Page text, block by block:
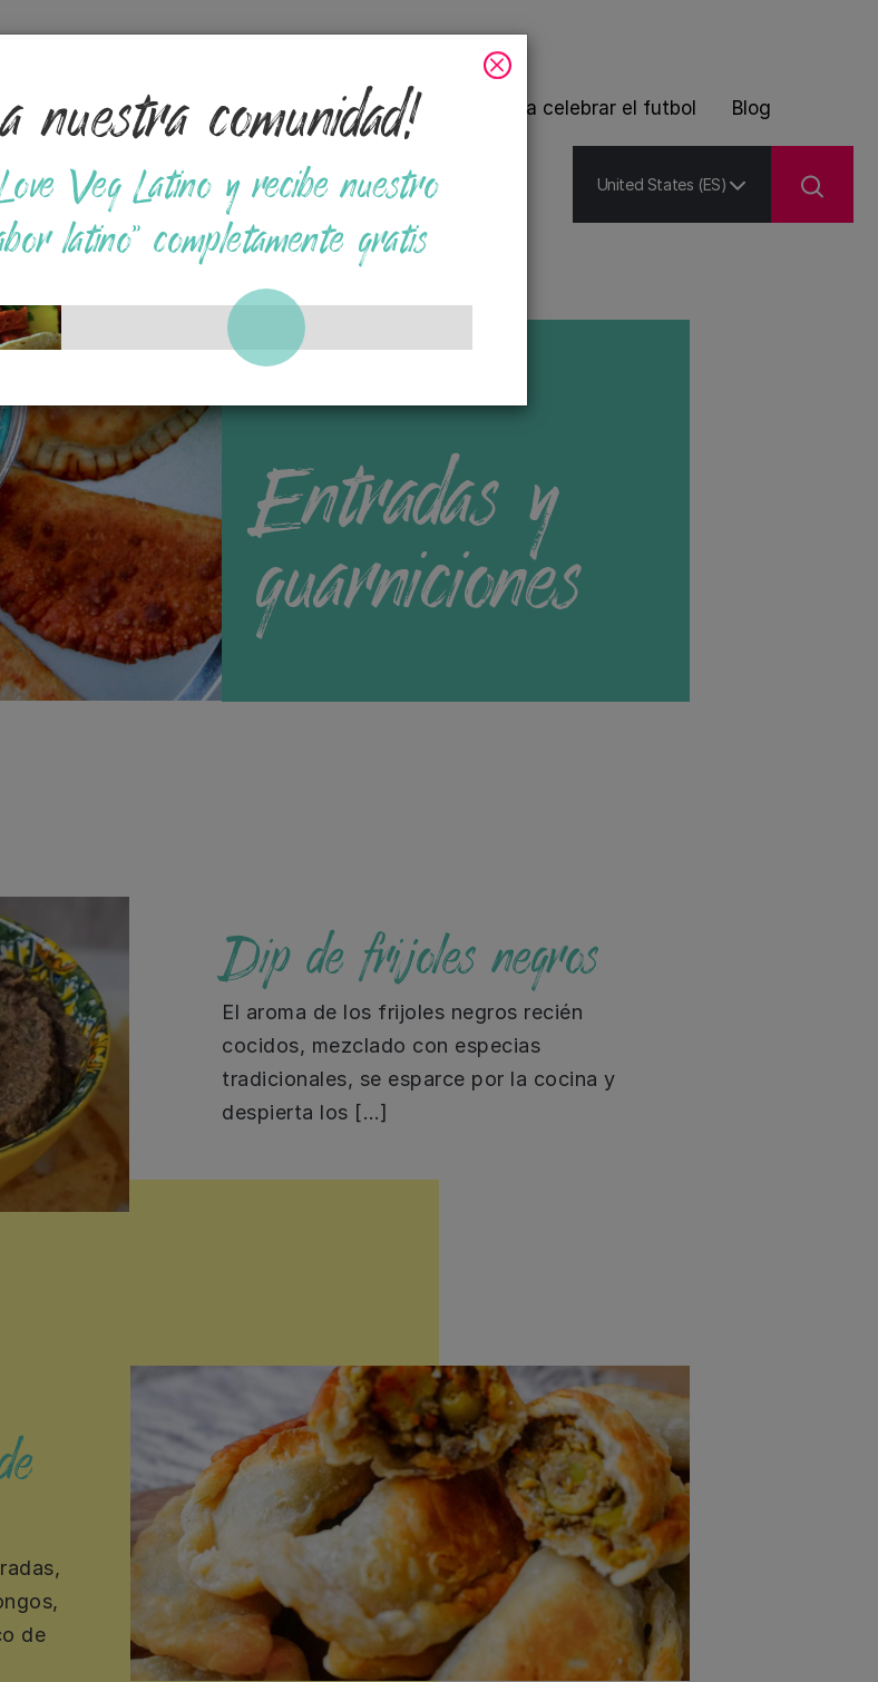
en Supermercados Recetas a base de plantas para celebrar el futbol Blog
United States (ES)
Entradas y
guarniciones
Dip de frijoles negros
El aroma de los frijoles negros recién
cocidos, mezclado con especias
tradicionales, se esparce por la cocina y
despierta los […]
de
nuestra comunidad!
Veg Latino y recibe nuestro
latino” completamente gratis